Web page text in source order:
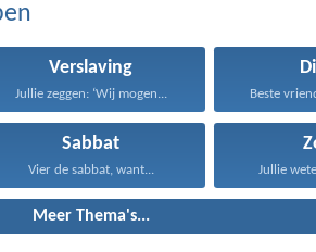
Verslaving
Jullie zeggen: ‘Wij mogen... Beste
Sabbat
Vier de sabbat, want... Jullie
Meer Thema's...